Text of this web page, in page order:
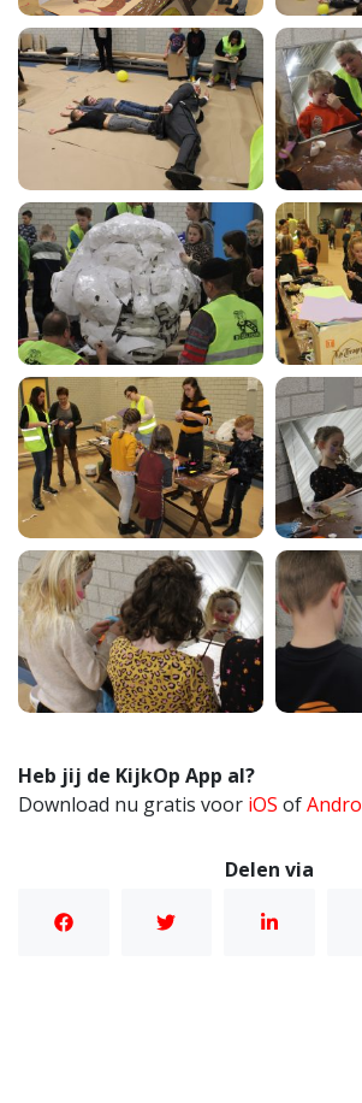
Heb jij de KijkOp App al?
Download nu gratis voor iOS of
Delen via